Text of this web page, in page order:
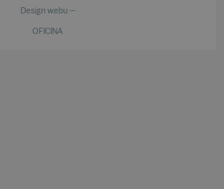
Design webu —
OFICINA